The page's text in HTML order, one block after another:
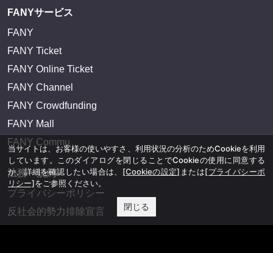
FANYサービス
FANY
FANY Ticket
FANY Online Ticket
FANY Channel
FANY Crowdfunding
FANY Mall
FANY Commu
法務・規約
プライバシーポリシー
反社会的勢力排除宣言
当サイトは、お客様の使いやすさ、利用状況の分析のためCookieを利用
しています。このダイアログを閉じることでCookieの使用に同意する
か、詳細を確認したい場合は、 [Cookieの設定] または[プライバシーポ
リシー]をご参照ください。
閉じる